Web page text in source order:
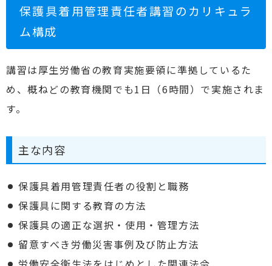
保護具着用管理責任者講習のカリキュラ
ム構成
講習は厚生労働省の教育実施要領に準拠しているた
め、概ねどの教育機関でも1日（6時間）で実施されま
す。
主な内容
保護具着用管理責任者の役割と職務
保護具に関する教育の方法
保護具の適正な選択・使用・管理方法
留意すべき労働災害事例及び防止方法